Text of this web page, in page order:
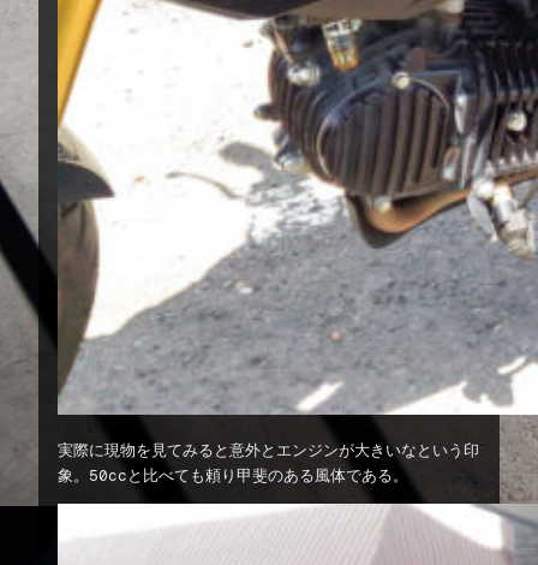
実際に現物を見てみると意外とエンジンが大きいなという印
象。50ccと比べても頼り甲斐のある風体である。